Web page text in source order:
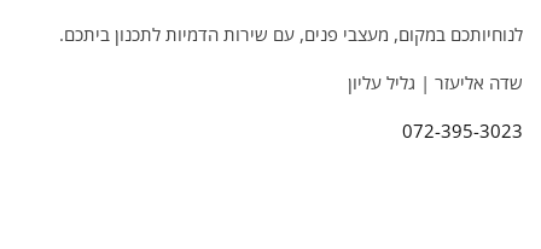
לנוחיותכם במקום, מעצבי פנים, עם שירות הדמיות לתכנון ביתכם.
שדה אליעזר | גליל עליון
072-395-3023